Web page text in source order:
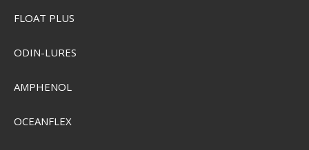
FLOAT PLUS
ODIN-LURES
AMPHENOL
OCEANFLEX